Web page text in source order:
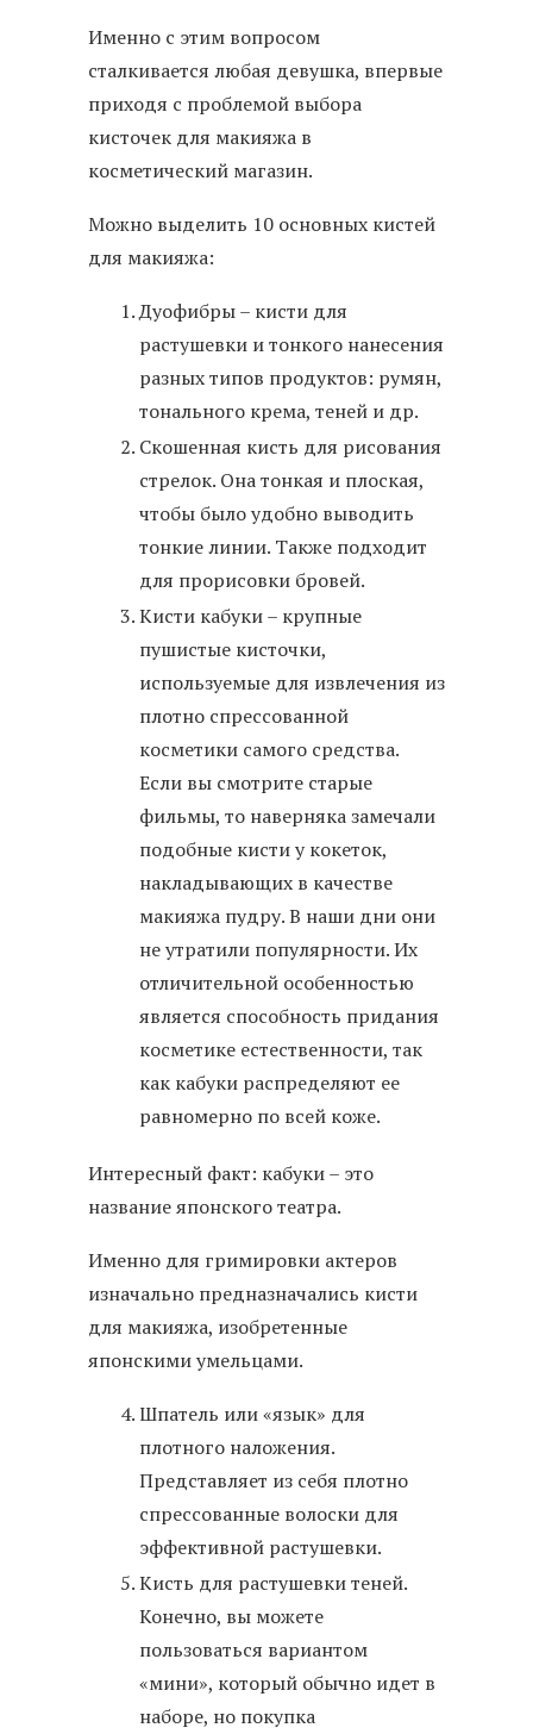
Именно с этим вопросом
сталкивается любая девушка, впервые
приходя с проблемой выбора
кисточек для макияжа в
косметический магазин.
Можно выделить 10 основных кистей
для макияжа:
Дуофибры – кисти для
растушевки и тонкого нанесения
разных типов продуктов: румян,
тонального крема, теней и др.
Скошенная кисть для рисования
стрелок. Она тонкая и плоская,
чтобы было удобно выводить
тонкие линии. Также подходит
для прорисовки бровей.
Кисти кабуки – крупные
пушистые кисточки,
используемые для извлечения из
плотно спрессованной
косметики самого средства.
Если вы смотрите старые
фильмы, то наверняка замечали
подобные кисти у кокеток,
накладывающих в качестве
макияжа пудру. В наши дни они
не утратили популярности. Их
отличительной особенностью
является способность придания
косметике естественности, так
как кабуки распределяют ее
равномерно по всей коже.
Интересный факт: кабуки – это
название японского театра.
Именно для гримировки актеров
изначально предназначались кисти
для макияжа, изобретенные
японскими умельцами.
Шпатель или «язык» для
плотного наложения.
Представляет из себя плотно
спрессованные волоски для
эффективной растушевки.
Кисть для растушевки теней.
Конечно, вы можете
пользоваться вариантом
«мини», который обычно идет в
наборе, но покупка